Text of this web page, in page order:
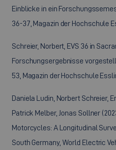
Einblicke in ein
36-37, Magazin der Hochschule
Schreier, Norbert, EVS 36 in
Forschungsergebnisse
53, Magazin der Hochschule
Daniela Ludin, Norbert Schreier,
Patrick Melber, Jonas Sollner
Motorcycles: A Longitudinal
South Germany, World Electric